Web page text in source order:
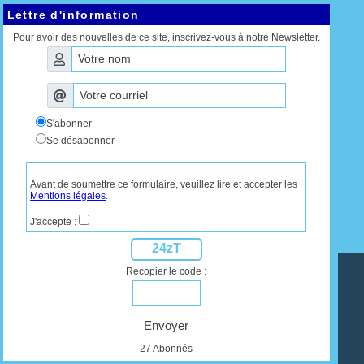
Lettre d'information
Pour avoir des nouvelles de ce site, inscrivez-vous à notre Newsletter.
S'abonner
Se désabonner
Avant de soumettre ce formulaire, veuillez lire et accepter les
Mentions légales.
J'accepte :
24zT
Recopier le code :
Envoyer
27 Abonnés